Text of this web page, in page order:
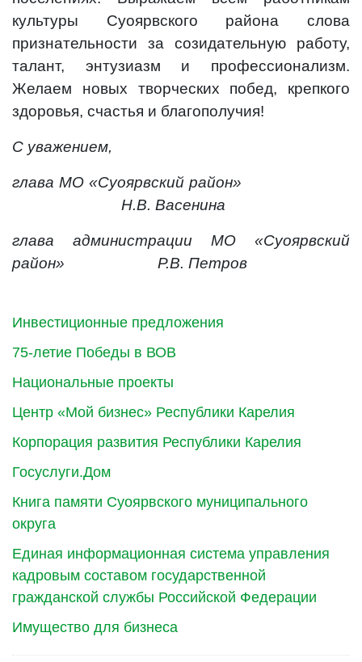
Инвестиционные предложения
75-летие Победы в ВОВ
Национальные проекты
Центр «Мой бизнес» Республики Карелия
Корпорация развития Республики Карелия
Госуслуги.Дом
Книга памяти Суоярвского муниципального
округа
Единая информационная система управления
кадровым составом государственной
гражданской службы Российской Федерации
Имущество для бизнеса
культуры Суоярвского района слова
признательности за созидательную работу,
талант, энтузиазм и профессионализм.
Желаем новых творческих побед, крепкого
здоровья, счастья и благополучия!
С уважением,
глава МО «Суоярвский район»
Н.В. Васенина
глава администрации МО «Суоярвский
район» Р.В. Петров